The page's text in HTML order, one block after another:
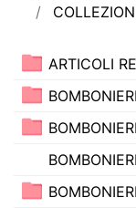
ARTICOLI